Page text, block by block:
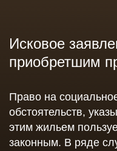
Исковое
приобретшим
Право на
обстоятельств,
этим жильем
законным. В ряде